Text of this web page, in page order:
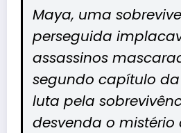
Maya, uma
perseguida
assassinos
segundo capítulo
luta pela
desvenda o mistério